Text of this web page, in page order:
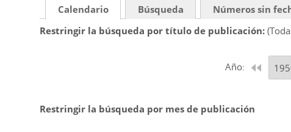
Calendario Búsqueda
Números sin
Restringir la búsqueda por título de publicación
Año:
Restringir la búsqueda por mes de publicación